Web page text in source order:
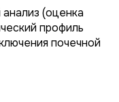
(оценка
профиль
почечной